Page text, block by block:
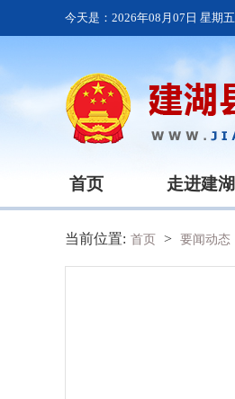
今天是： 2026年08月07日 星期五
首页 走进建湖
当前位置: 首页 > 要闻动态